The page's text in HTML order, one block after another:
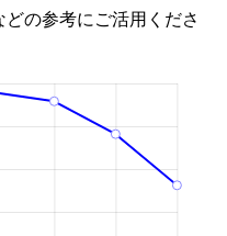
の参考にご活用くださ